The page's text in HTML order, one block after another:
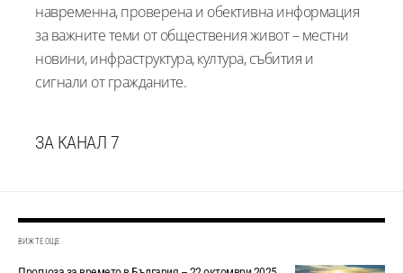
навременна, проверена и обективна информация
за важните теми от обществения живот – местни
новини, инфраструктура, култура, събития и
сигнали от гражданите.
ЗА КАНАЛ 7
ВИЖТЕ ОЩЕ